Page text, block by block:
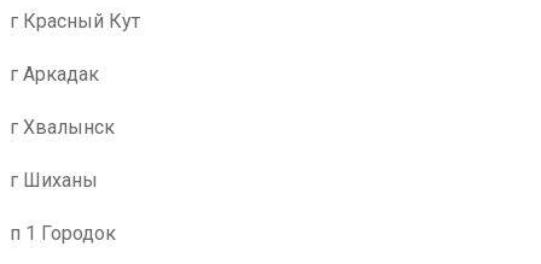
г Красный Кут
г Аркадак
г Хвалынск
г Шиханы
п 1 Городок